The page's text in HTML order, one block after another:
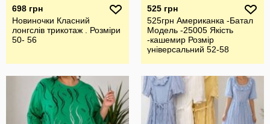
698 грн
Новиночки Класний
лонгслів трикотаж . Розміри
50- 56
525 грн
525грн Американка -Батал
Модель -25005 Якість
-кашемир Розмір
універсальний 52-58